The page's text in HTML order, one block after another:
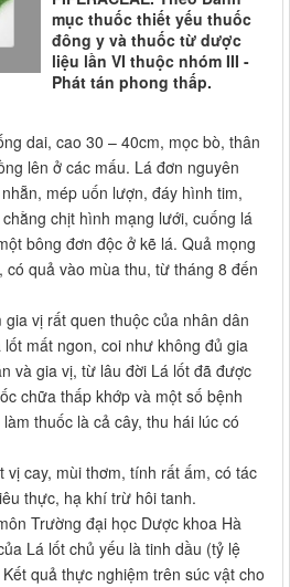
mục thuốc thiết yếu thuốc
đông y và thuốc từ dược
liệu lần VI thuộc nhóm III -
Phát tán phong thấp.
dai, cao 30 – 40cm, mọc bò, thân
lên ở các mấu. Lá đơn nguyên
mép uốn lượn, đáy hình tim,
chịt hình mạng lưới, cuống lá
bông đơn độc ở kẽ lá. Quả mọng
quả vào mùa thu, từ tháng 8 đến
vị rất quen thuộc của nhân dân
mất ngon, coi như không đủ gia
và gia vị, từ lâu đời Lá lốt đã được
chữa thấp khớp và một số bệnh
thuốc là cả cây, thu hái lúc có
vị cay, mùi thơm, tính rất ấm, có tác
thực, hạ khí trừ hôi tanh.
Trường đại học Dược khoa Hà
Lá lốt chủ yếu là tinh dầu (tỷ lệ
quả thực nghiệm trên súc vật cho